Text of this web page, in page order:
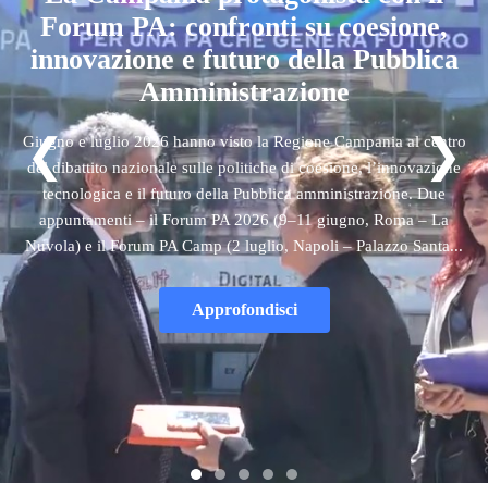
Forum PA: confronti su coesione,
innovazione e futuro della Pubblica
Amministrazione
Giugno e luglio 2026 hanno visto la Regione Campania al centro
del dibattito nazionale sulle politiche di coesione, l’innovazione
tecnologica e il futuro della Pubblica amministrazione. Due
appuntamenti – il Forum PA 2026 (9–11 giugno, Roma – La
Nuvola) e il Forum PA Camp (2 luglio, Napoli – Palazzo Santa...
Approfondisci
❮ ❯